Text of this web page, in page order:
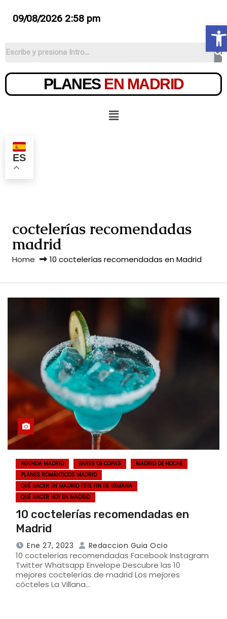
09/08/2026 2:58 pm
PLANES EN MADRID
ES
coctelerías recomendadas
madrid
Home 10 coctelerías recomendadas en Madrid
AGENDA MADRID BARES DE COPAS
MADRID DE NOCHE
PLANES ROMÁNTICOS MADRID
QUÉ HACER EN MADRID ESTE FIN DE SEMANA
QUÉ HACER HOY EN MADRID
10 coctelerías recomendadas en
Madrid
Ene 27, 2023 Redaccion Guia Ocio
10 coctelerías recomendadas Facebook Instagram
Twitter Whatsapp Envelope Descubre las 10
mejores coctelerías de madrid Los mejores
cócteles La Villana…